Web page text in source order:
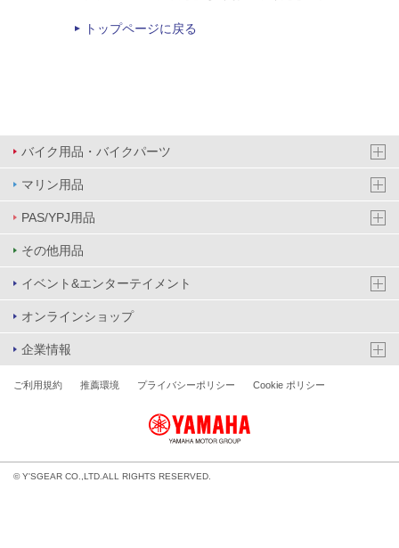
トップページに戻る
バイク用品・バイクパーツ
マリン用品
PAS/YPJ用品
その他用品
イベント&エンターテイメント
オンラインショップ
企業情報
ご利用規約 推薦環境 プライバシーポリシー Cookie ポリシー
© Y'SGEAR CO.,LTD.ALL RIGHTS RESERVED.